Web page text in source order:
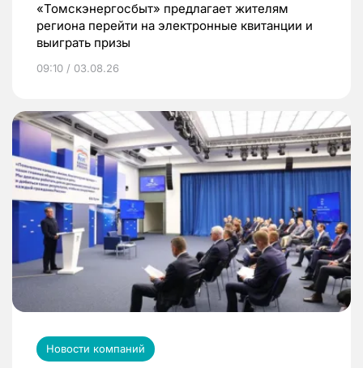
«Томскэнергосбыт» предлагает жителям
региона перейти на электронные квитанции и
выиграть призы
09:10 / 03.08.26
Новости компаний